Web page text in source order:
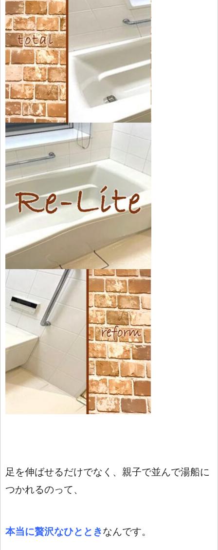
足を伸ばせるだけでなく、親子で並んで湯船に
つかれるのって、
本当に贅沢なひとときなんです。